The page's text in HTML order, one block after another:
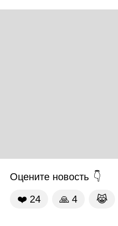
Оцените новость
❤️ 24 🙏 4 😹